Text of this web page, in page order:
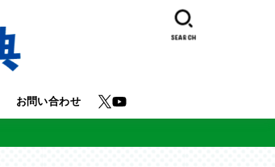
お問い合わせ
SEARCH